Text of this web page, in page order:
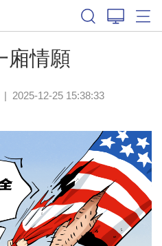
廂情願
| 2025-12-25 15:38:33